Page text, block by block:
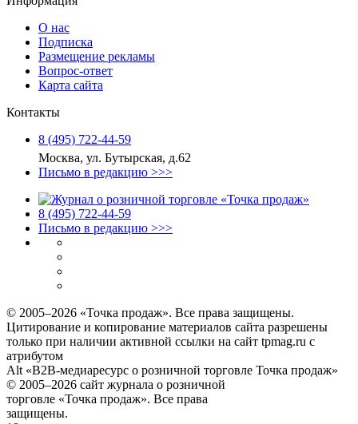
О нас
Подписка
Размещение рекламы
Вопрос-ответ
Карта сайта
Контакты
8 (495) 722‑44‑59
Москва, ул. Бутырская, д.62
Письмо в редакцию >>>
8 (495) 722‑44‑59
Письмо в редакцию >>>
© 2005–2026 «Точка продаж». Все права защищены.
Цитирование и копирование материалов сайта разрешены
только при наличии активной ссылки на сайт tpmag.ru с
атрибутом
Alt «B2B-медиаресурс о розничной торговле Точка продаж»
© 2005–2026 сайт журнала о розничной
торговле «Точка продаж». Все права
защищены.